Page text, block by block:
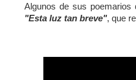
Algunos de sus poemarios
"Esta luz tan breve", que